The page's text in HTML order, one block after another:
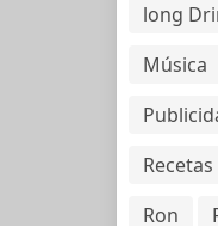
long
Música
Ron